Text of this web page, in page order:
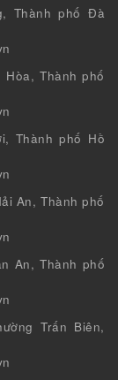
Thành phố Đà
Hòa, Thành phố
Thành phố Hồ
An, Thành phố
An, Thành phố
Trấn Biên,